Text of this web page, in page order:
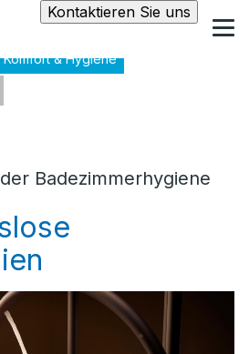
Kontaktieren Sie uns
Komfort & Hygiene
Badezimmerhygiene